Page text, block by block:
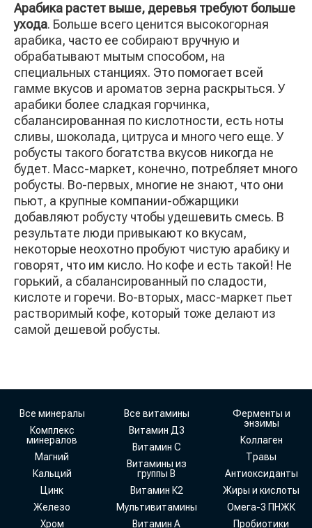
Арабика растет выше, деревья требуют больше
ухода. Больше всего ценится высокогорная
арабика, часто ее собирают вручную и
обрабатывают мытым способом, на
специальных станциях. Это помогает всей
гамме вкусов и ароматов зерна раскрыться. У
арабики более сладкая горчинка,
сбалансированная по кислотности, есть ноты
сливы, шоколада, цитруса и много чего еще. У
робусты такого богатства вкусов никогда не
будет. Масс-маркет, конечно, потребляет много
робусты. Во-первых, многие не знают, что они
пьют, а крупные компании-обжарщики
добавляют робусту чтобы удешевить смесь. В
результате люди привыкают ко вкусам,
некоторые неохотно пробуют чистую арабику и
говорят, что им кисло. Но кофе и есть такой! Не
горький, а сбалансированный по сладости,
кислоте и горечи. Во-вторых, масс-маркет пьет
растворимый кофе, который тоже делают из
самой дешевой робусты.
Все минералы
Комплекс
минералов
Магний
Кальций
Цинк
Железо
Хром
Все витамины
Витамин Д3
Витамин С
Витамины из
группы В
Витамин К2
Мультивитамины
Витамин А
Ферменты и
энзимы
Коллаген
Травы
Антиоксиданты
Жиры и кислоты
Омега-3 ПНЖК
Пробиотики